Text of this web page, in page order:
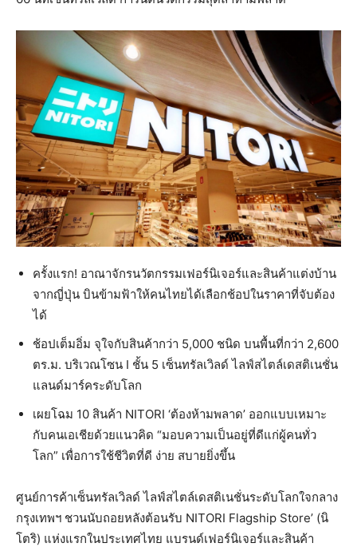
ครั้งแรก! อาณาจักรนวัตกรรมเฟอร์นิเจอร์และสินค้าแต่งบ้าน
จากญี่ปุ่น บินข้ามฟ้าให้คนไทยได้เลือกช้อปในราคาที่จับต้อง
ได้
ช้อปเต็มอิ่ม จุใจกับสินค้ากว่า 5,000 ชนิด บนพื้นที่กว่า 2,600
ตร.ม. บริเวณโซน I ชั้น 5 เซ็นทรัลเวิลด์ ไลฟ์สไตล์เดสติเนชั่น
แลนด์มาร์คระดับโลก
เผยโฉม 10 สินค้า NITORI ‘ต้องห้ามพลาด’ ออกแบบเหมาะ
กับคนเอเชียด้วยแนวคิด “มอบความเป็นอยู่ที่ดีแก่ผู้คนทั่ว
โลก” เพื่อการใช้ชีวิตที่ดี ง่าย สบายยิ่งขึ้น
ศูนย์การค้าเซ็นทรัลเวิลด์ ไลฟ์สไตล์เดสติเนชั่นระดับโลกใจกลาง
กรุงเทพฯ ชวนนับถอยหลังต้อนรับ NITORI Flagship Store’ (นิ
โตริ) แห่งแรกในประเทศไทย แบรนด์เฟอร์นิเจอร์และสินค้า